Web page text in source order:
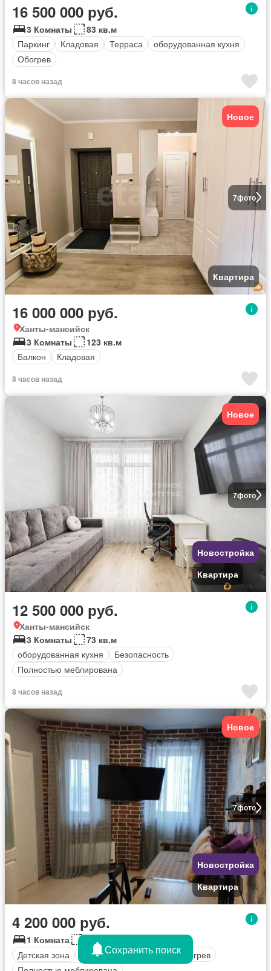
16 500 000 руб.
3 Комнаты
83 кв.м
Паркинг
Кладовая Терраса
оборудованная кухня
Обогрев
8 часов назад
7фото
Новое
Квартира
16 000 000 руб.
Ханты-мансийск
3 Комнаты
123 кв.м
Балкон
Кладовая
8 часов назад
7фото
Новое
Новостройка
Квартира
12 500 000 руб.
Ханты-мансийск
3 Комнаты
73 кв.м
оборудованная кухня
Безопасность
Полностью меблирована
8 часов назад
7фото
Новое
Новостройка
Квартира
4 200 000 руб.
1 Комната
36 кв.м
Детская зона
оборудованная кухня
Обогрев
Сохранить поиск